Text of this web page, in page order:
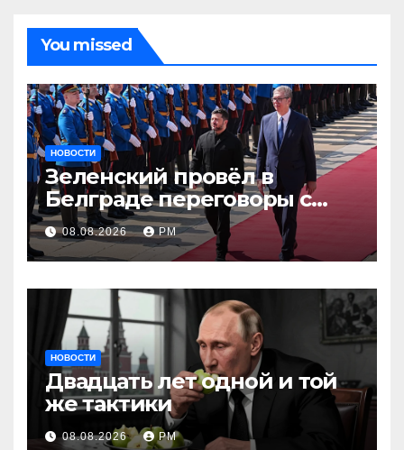
You missed
НОВОСТИ
Зеленский провёл в
Белграде переговоры с
Вучичем
08.08.2026 РМ
НОВОСТИ
Двадцать лет одной и той
же тактики
08.08.2026 РМ